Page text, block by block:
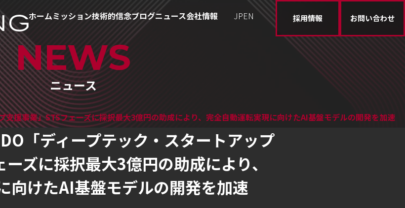
ホームミッション技術的信念ブログニュース会社情報 EN
JP 採用情報 お問い合わせ
支援事業」STSフェーズに採択最大3億円の助成により、完全自動運転実現に向けたAI基盤モデルの開発を加速
NEWS
ニュース
「ディープテック・スタートアップ
ズに採択最大3億円の助成により、
向けたAI基盤モデルの開発を加速